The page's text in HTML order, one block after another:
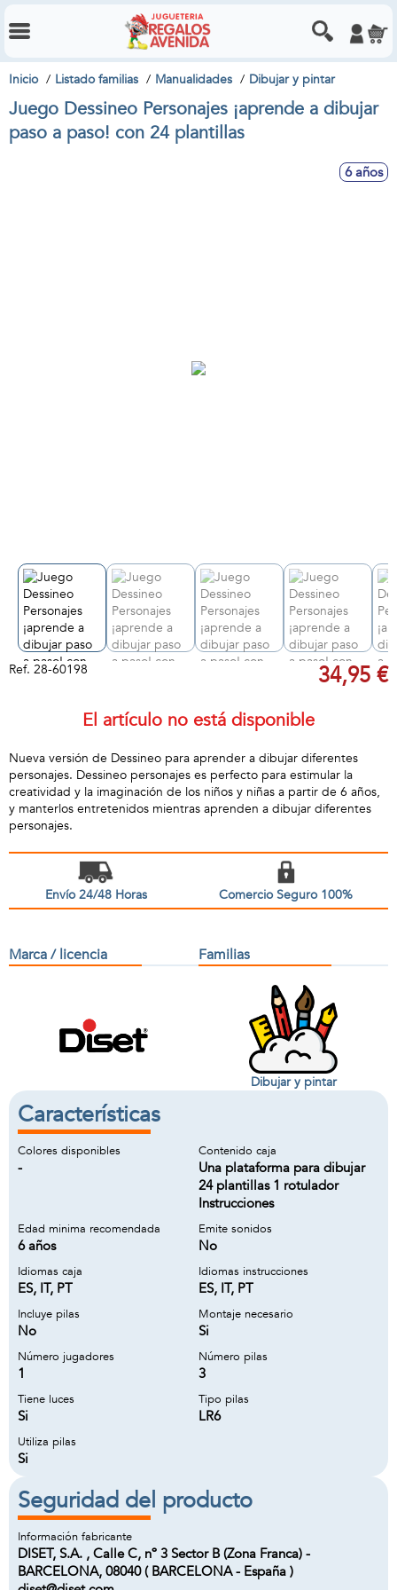
Inicio Listado familias Manualidades Dibujar y pintar
Juego Dessineo Personajes ¡aprende a dibujar
paso a paso! con 24 plantillas
6 años
Ref. 28-60198 34,95 €
El artículo no está disponible
Nueva versión de Dessineo para aprender a dibujar diferentes
personajes. Dessineo personajes es perfecto para estimular la
creatividad y la imaginación de los niños y niñas a partir de 6 años,
y manterlos entretenidos mientras aprenden a dibujar diferentes
personajes.
Envío 24/48 Horas Comercio Seguro 100%
Marca / licencia Familias
Dibujar y pintar
Características
Colores disponibles
-
Contenido caja
Una plataforma para dibujar
24 plantillas 1 rotulador
Instrucciones
Edad minima recomendada
6 años
Emite sonidos
No
Idiomas caja
ES, IT, PT
Idiomas instrucciones
ES, IT, PT
Incluye pilas
No
Montaje necesario
Si
Número jugadores
1
Número pilas
3
Tiene luces
Si
Tipo pilas
LR6
Utiliza pilas
Si
Seguridad del producto
Información fabricante
DISET, S.A. , Calle C, nº 3 Sector B (Zona Franca) -
BARCELONA, 08040 ( BARCELONA - España )